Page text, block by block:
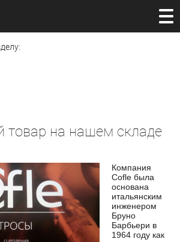
товар на нашем складе
Компания
Cofle была
основана
итальянским
инженером
Бруно
Барбьери в
1964 году как